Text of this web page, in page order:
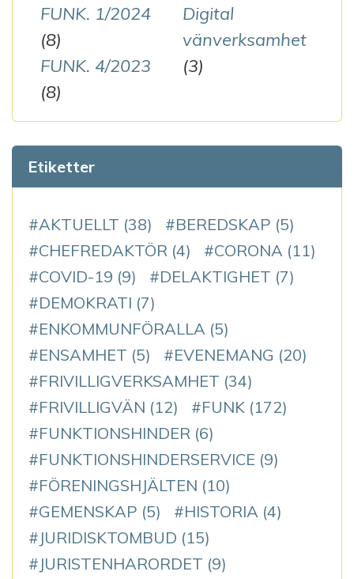
FUNK. 1/2024
(8)
FUNK. 4/2023
(8)
Digital
vänverksamhet
(3)
Etiketter
AKTUELLT (38) BEREDSKAP (5)
CHEFREDAKTÖR (4) CORONA (11)
COVID-19 (9) DELAKTIGHET (7)
DEMOKRATI (7)
ENKOMMUNFÖRALLA (5)
ENSAMHET (5) EVENEMANG (20)
FRIVILLIGVERKSAMHET (34)
FRIVILLIGVÄN (12) FUNK (172)
FUNKTIONSHINDER (6)
FUNKTIONSHINDERSERVICE (9)
FÖRENINGSHJÄLTEN (10)
GEMENSKAP (5) HISTORIA (4)
JURIDISKTOMBUD (15)
JURISTENHARORDET (9)